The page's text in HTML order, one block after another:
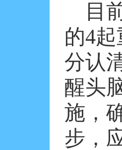
目
的4起
分认
醒头
施，
步，